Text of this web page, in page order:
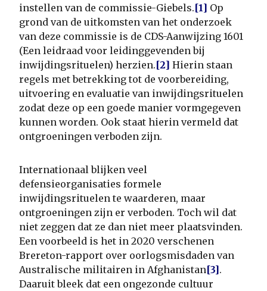
instellen van de commissie-Giebels.[1] Op
grond van de uitkomsten van het onderzoek
van deze commissie is de CDS-Aanwijzing 1601
(Een leidraad voor leidinggevenden bij
inwijdingsrituelen) herzien.[2] Hierin staan
regels met betrekking tot de voorbereiding,
uitvoering en evaluatie van inwijdingsrituelen
zodat deze op een goede manier vormgegeven
kunnen worden. Ook staat hierin vermeld dat
ontgroeningen verboden zijn.
Internationaal blijken veel
defensieorganisaties formele
inwijdingsrituelen te waarderen, maar
ontgroeningen zijn er verboden. Toch wil dat
niet zeggen dat ze dan niet meer plaatsvinden.
Een voorbeeld is het in 2020 verschenen
Brereton-rapport over oorlogsmisdaden van
Australische militairen in Afghanistan[3].
Daaruit bleek dat een ongezonde cultuur